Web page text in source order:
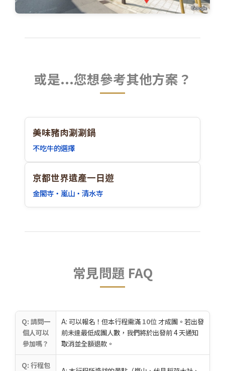
或是...您想參考其他方案？
美味豬肉涮涮鍋
不吃牛的選擇
京都世界遺產一日遊
金閣寺・嵐山・清水寺
常見問題 FAQ
Q: 請問一
個人可以
參加嗎？
A: 可以報名！但本行程需滿 10位才成團。若出發
前未達最低成團人數，我們將於出發前 4 天通知
取消並全額退款。
Q: 行程包